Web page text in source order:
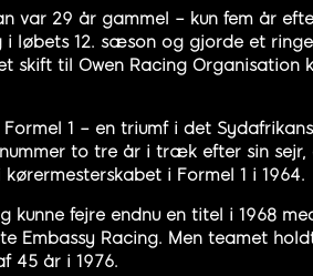
var 29 år gammel – kun fem år
i løbets 12. sæson og gjorde et
skift til Owen Racing Organisation
1 – en triumf i det
to tre år i træk efter sin sejr,
i Formel 1 i 1964.
kunne fejre endnu en titel i 1968
Embassy Racing. Men teamet
45 år i 1976.